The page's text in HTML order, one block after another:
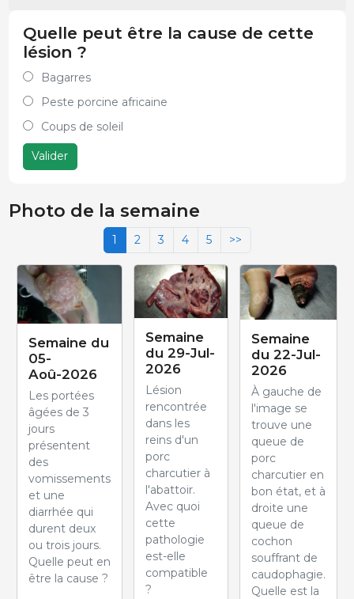
Quelle peut être la cause de cette
lésion ?
Bagarres
Peste porcine africaine
Coups de soleil
Valider
Photo de la semaine
1 2 3 4 5 >>
Semaine du
05-
Aoû-2026
Les portées
âgées de 3
jours
présentent
des
vomissements
et une
diarrhée qui
durent deux
ou trois jours.
Quelle peut en
être la cause ?
Semaine
du 29-Jul-
2026
Lésion
rencontrée
dans les
reins d'un
porc
charcutier à
l'abattoir.
Avec quoi
cette
pathologie
est-elle
compatible
?
Semaine
du 22-Jul-
2026
À gauche de
l'image se
trouve une
queue de
porc
charcutier en
bon état, et à
droite une
queue de
cochon
souffrant de
caudophagie.
Quelle est la